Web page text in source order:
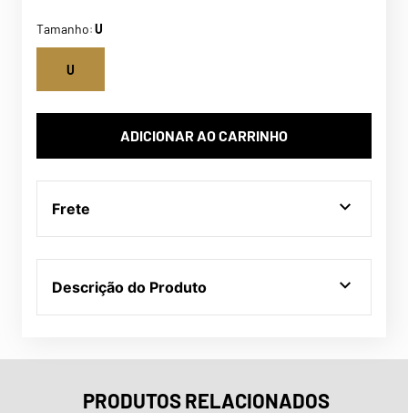
Tamanho: U
U
ADICIONAR AO CARRINHO
Frete
Descrição do Produto
PRODUTOS RELACIONADOS